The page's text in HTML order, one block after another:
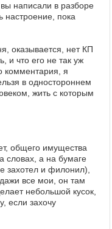
написали в разборе
настроение, пока
оказывается, нет КП
и что его не так уж
комментария, я
в одностороннем
жить с которым
общего имущества
словах, а на бумаге
захотел и филонил),
все мои, он там
небольшой кусок,
если захочу